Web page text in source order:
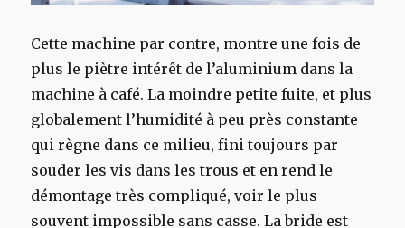
Cette machine par contre, montre une fois de
plus le piètre intérêt de l’aluminium dans la
machine à café. La moindre petite fuite, et plus
globalement l’humidité à peu près constante
qui règne dans ce milieu, fini toujours par
souder les vis dans les trous et en rend le
démontage très compliqué, voir le plus
souvent impossible sans casse. La bride est